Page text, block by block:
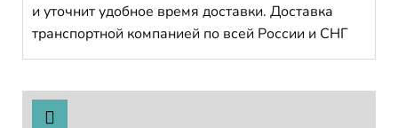
и уточнит удобное время доставки. Доставка
транспортной компанией по всей России и СНГ